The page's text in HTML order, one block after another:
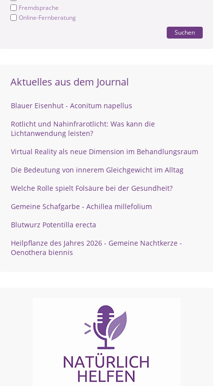
Fremdsprache
Online-Fernberatung
Suchen
Aktuelles aus dem Journal
Blauer Eisenhut - Aconitum napellus
Rotlicht und Nahinfrarotlicht: Was kann die
Lichtanwendung leisten?
Virtual Reality als neue Dimension im Behandlungsraum
Die Bedeutung von innerem Gleichgewicht im Alltag
Welche Rolle spielt Folsäure bei der Gesundheit?
Gemeine Schafgarbe - Achillea millefolium
Blutwurz Potentilla erecta
Heilpflanze des Jahres 2026 - Gemeine Nachtkerze -
Oenothera biennis